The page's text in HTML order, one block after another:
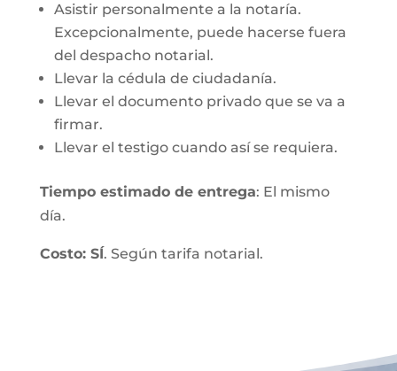
Asistir personalmente a la notaría.
Excepcionalmente, puede hacerse fuera
del despacho notarial.
Llevar la cédula de ciudadanía.
Llevar el documento privado que se va a
firmar.
Llevar el testigo cuando así se requiera.
Tiempo estimado de entrega: El mismo
día.
Costo: SÍ. Según tarifa notarial.